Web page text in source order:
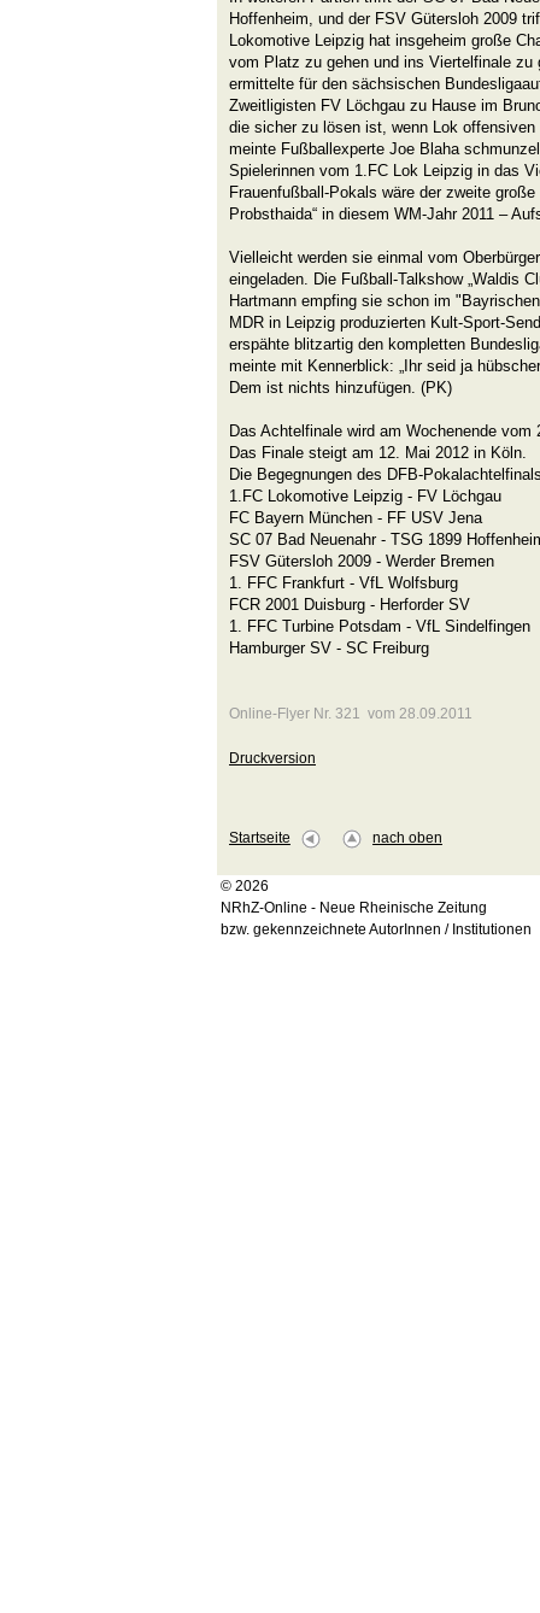
Hoffenheim, und der FSV Gütersloh 2009
Lokomotive Leipzig hat insgeheim große
vom Platz zu gehen und ins Viertelfinale zu
ermittelte für den sächsischen
Zweitligisten FV Löchgau zu Hause im
die sicher zu lösen ist, wenn Lok
meinte Fußballexperte Joe Blaha
Spielerinnen vom 1.FC Lok Leipzig in das
Frauenfußball-Pokals wäre der zweite
Probsthaida“ in diesem WM-Jahr 2011 –
Vielleicht werden sie einmal vom
eingeladen. Die Fußball-Talkshow „Waldis
Hartmann empfing sie schon im
MDR in Leipzig produzierten Kult-Sport-
erspähte blitzartig den kompletten
meinte mit Kennerblick: „Ihr seid ja
Dem ist nichts hinzufügen. (PK)
Das Achtelfinale wird am Wochenende
Das Finale steigt am 12. Mai 2012 in Köln.
Die Begegnungen des DFB-
1.FC Lokomotive Leipzig - FV Löchgau
FC Bayern München - FF USV Jena
SC 07 Bad Neuenahr - TSG 1899
FSV Gütersloh 2009 - Werder Bremen
1. FFC Frankfurt - VfL Wolfsburg
FCR 2001 Duisburg - Herforder SV
1. FFC Turbine Potsdam - VfL Sindelfingen
Hamburger SV - SC Freiburg
Online-Flyer Nr. 321 vom 28.09.2011
Druckversion
Startseite nach oben
© 2026
NRhZ-Online - Neue Rheinische Zeitung
bzw. gekennzeichnete AutorInnen / Institutionen